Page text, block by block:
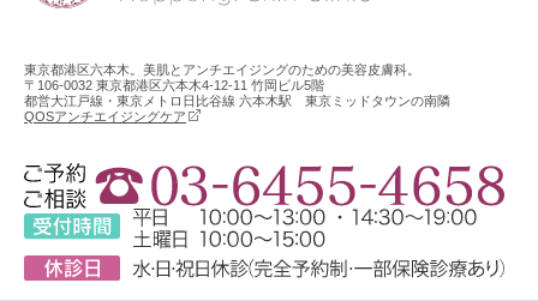
東京都港区六本木。美肌とアンチエイジングのための美容皮膚科。
〒106-0032 東京都港区六本木4-12-11 竹岡ビル5階
都営大江戸線・東京メトロ日比谷線 六本木駅 東京ミッドタウンの南隣
QOSアンチエイジングケア